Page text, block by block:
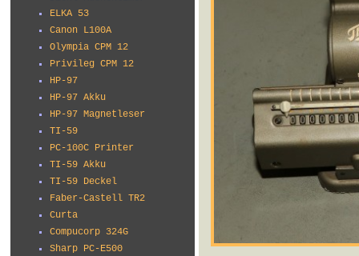
ELKA 53
Canon L100A
Olympia CPM 12
Privileg CPM 12
HP-97
HP-97 Akku
HP-97 Magnetleser
TI-59
PC-100C Printer
TI-59 Akku
TI-59 Deckel
Faber-Castell TR2
Curta
Compucorp 324G
Sharp PC-E500